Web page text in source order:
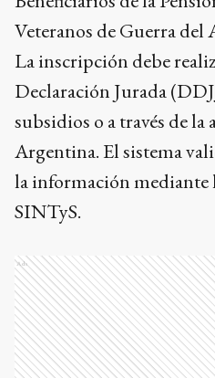
Veteranos de Guerra
La inscripción debe
Declaración Jurada
subsidios o a través de
Argentina. El sistema
la información mediante
SINTyS.
Ads